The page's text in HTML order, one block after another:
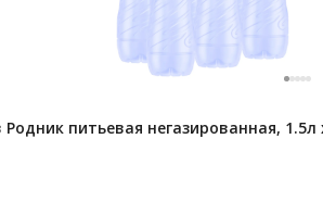
питьевая негазированная,